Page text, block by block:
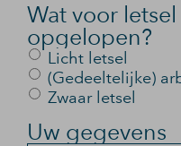
Wat voor
opgelopen?
Licht letsel
(Gedeeltelijke)
Zwaar letsel
Uw gegevens